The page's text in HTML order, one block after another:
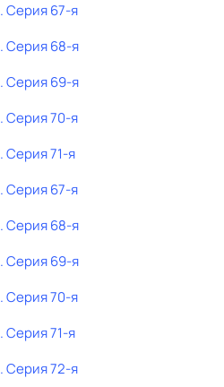
. Серия 67-я
. Серия 68-я
. Серия 69-я
. Серия 70-я
. Серия 71-я
. Серия 67-я
. Серия 68-я
. Серия 69-я
. Серия 70-я
. Серия 71-я
. Серия 72-я